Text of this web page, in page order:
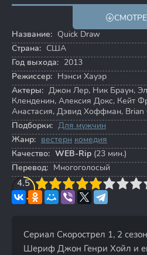
Название: Quick Draw
Страна: США
Год выхода: 2013
Режиссер: Нэнси Хауэр
Актеры: Джон Лер, Ник Браун,
Кленденин, Алексия Докс, Кейт
Анастасия, Дэвид Хоффман, Brian
Подборки: Для мужчин
Жанр: вестерн комедия
Качество: WEB-Rip (23 мин.)
Перевод: Многоголосый
4.5
4 5 6 7 8 9 10
Сериал Скорострел 1, 2
Шериф Джон Генри Хойл и